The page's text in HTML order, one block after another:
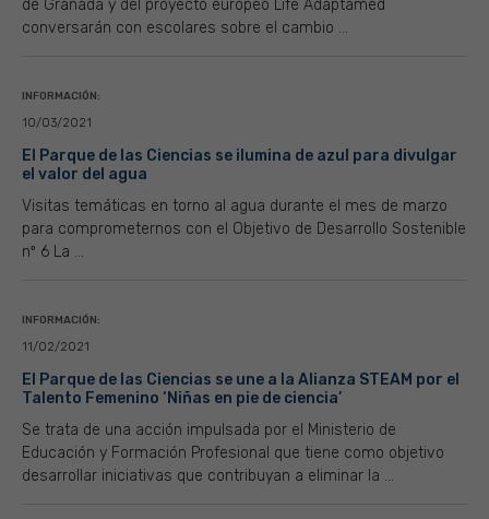
de Granada y del proyecto europeo Life Adaptamed
conversarán con escolares sobre el cambio ...
INFORMACIÓN:
10/03/2021
El Parque de las Ciencias se ilumina de azul para divulgar
el valor del agua
Visitas temáticas en torno al agua durante el mes de marzo
para comprometernos con el Objetivo de Desarrollo Sostenible
nº 6 La ...
INFORMACIÓN:
11/02/2021
El Parque de las Ciencias se une a la Alianza STEAM por el
Talento Femenino ‘Niñas en pie de ciencia’
Se trata de una acción impulsada por el Ministerio de
Educación y Formación Profesional que tiene como objetivo
desarrollar iniciativas que contribuyan a eliminar la ...